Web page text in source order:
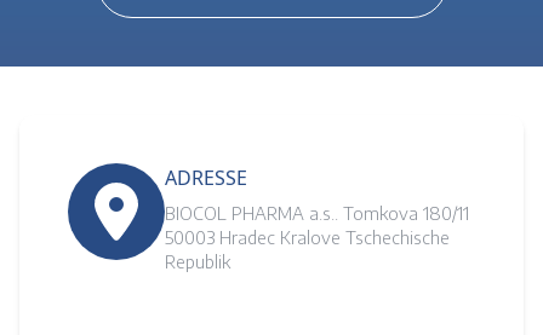
ADRESSE
BIOCOL PHARMA a.s.. Tomkova 180/11
50003 Hradec Kralove Tschechische
Republik